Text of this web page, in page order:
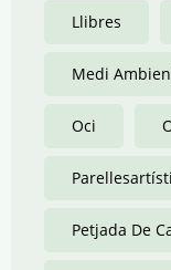
Llibres
Medi
Oci
Petjada De